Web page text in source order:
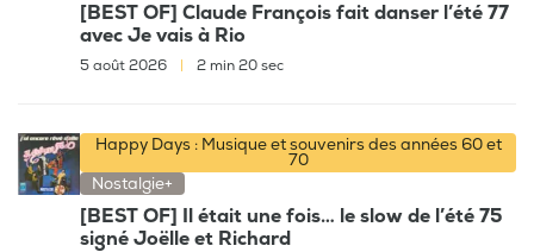
[BEST OF] Claude François fait danser l’été 77
avec Je vais à Rio
5 août 2026 2 min 20 sec
Happy Days : Musique et souvenirs des années 60 et
70
Nostalgie+
[BEST OF] Il était une fois… le slow de l’été 75
signé Joëlle et Richard